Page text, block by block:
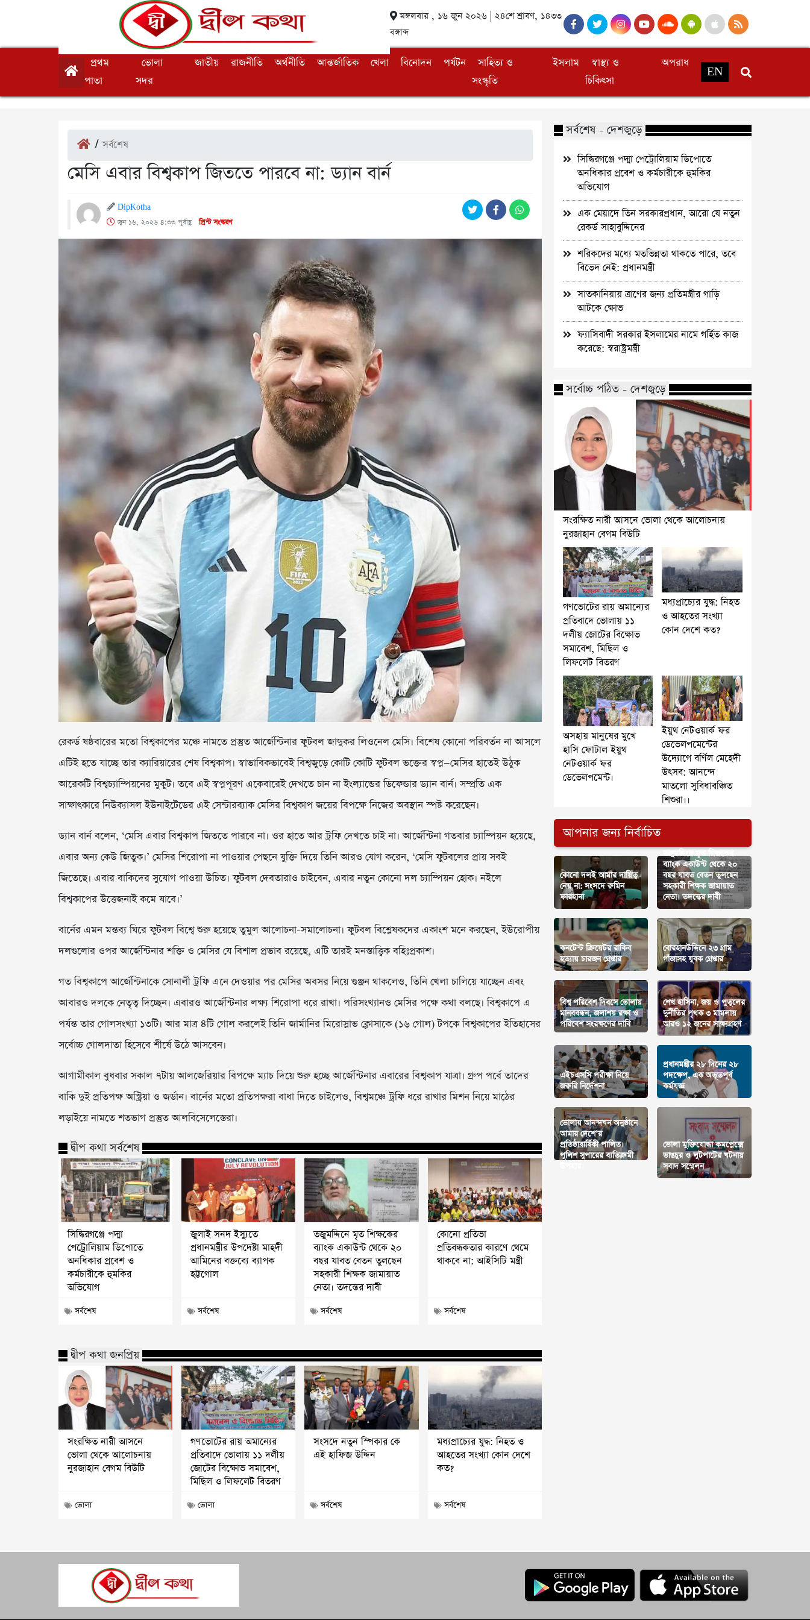
মঙ্গলবার , ১৬ জুন ২০২৬ | ২৪শে শ্রাবণ, ১৪৩৩
বঙ্গাব্দ
প্রথম
পাতা
ভোলা
সদর
জাতীয় রাজনীতি অর্থনীতি আন্তর্জাতিক খেলা বিনোদন পর্যটন
সাহিত্য ও
সংস্কৃতি
ইসলাম
স্বাস্থ্য ও
চিকিৎসা
অপরাধ
EN
/সর্বশেষ
মেসি এবার বিশ্বকাপ জিততে পারবে না: ড্যান বার্ন
DipKotha
জুন ১৬, ২০২৬ ৪:৩৩ পূর্বাহ্ণপ্রিন্ট সংস্করণ
রেকর্ড ষষ্ঠবারের মতো বিশ্বকাপের মঞ্চে নামতে প্রস্তুত আর্জেন্টিনার ফুটবল জাদুকর লিওনেল মেসি। বিশেষ কোনো পরিবর্তন না আসলে
এটিই হতে যাচ্ছে তার ক্যারিয়ারের শেষ বিশ্বকাপ। স্বাভাবিকভাবেই বিশ্বজুড়ে কোটি কোটি ফুটবল ভক্তের স্বপ্ন—মেসির হাতেই উঠুক
আরেকটি বিশ্বচ্যাম্পিয়নের মুকুট। তবে এই স্বপ্নপূরণ একেবারেই দেখতে চান না ইংল্যান্ডের ডিফেন্ডার ড্যান বার্ন। সম্প্রতি এক
সাক্ষাৎকারে নিউক্যাসল ইউনাইটেডের এই সেন্টারব্যাক মেসির বিশ্বকাপ জয়ের বিপক্ষে নিজের অবস্থান স্পষ্ট করেছেন।
ড্যান বার্ন বলেন, ‘মেসি এবার বিশ্বকাপ জিততে পারবে না। ওর হাতে আর ট্রফি দেখতে চাই না। আর্জেন্টিনা গতবার চ্যাম্পিয়ন হয়েছে,
এবার অন্য কেউ জিতুক।’ মেসির শিরোপা না পাওয়ার পেছনে যুক্তি দিয়ে তিনি আরও যোগ করেন, ‘মেসি ফুটবলের প্রায় সবই
জিতেছে। এবার বাকিদের সুযোগ পাওয়া উচিত। ফুটবল দেবতারাও চাইবেন, এবার নতুন কোনো দল চ্যাম্পিয়ন হোক। নইলে
বিশ্বকাপের উত্তেজনাই কমে যাবে।’
বার্নের এমন মন্তব্য ঘিরে ফুটবল বিশ্বে শুরু হয়েছে তুমুল আলোচনা-সমালোচনা। ফুটবল বিশ্লেষকদের একাংশ মনে করছেন, ইউরোপীয়
দলগুলোর ওপর আর্জেন্টিনার শক্তি ও মেসির যে বিশাল প্রভাব রয়েছে, এটি তারই মনস্তাত্ত্বিক বহিঃপ্রকাশ।
গত বিশ্বকাপে আর্জেন্টিনাকে সোনালী ট্রফি এনে দেওয়ার পর মেসির অবসর নিয়ে গুঞ্জন থাকলেও, তিনি খেলা চালিয়ে যাচ্ছেন এবং
আবারও দলকে নেতৃত্ব দিচ্ছেন। এবারও আর্জেন্টিনার লক্ষ্য শিরোপা ধরে রাখা। পরিসংখ্যানও মেসির পক্ষে কথা বলছে। বিশ্বকাপে এ
পর্যন্ত তার গোলসংখ্যা ১৩টি। আর মাত্র ৪টি গোল করলেই তিনি জার্মানির মিরোস্লাভ ক্লোসাকে (১৬ গোল) টপকে বিশ্বকাপের ইতিহাসের
সর্বোচ্চ গোলদাতা হিসেবে শীর্ষে উঠে আসবেন।
আগামীকাল বুধবার সকাল ৭টায় আলজেরিয়ার বিপক্ষে ম্যাচ দিয়ে শুরু হচ্ছে আর্জেন্টিনার এবারের বিশ্বকাপ যাত্রা। গ্রুপ পর্বে তাদের
বাকি দুই প্রতিপক্ষ অস্ট্রিয়া ও জর্ডান। বার্নের মতো প্রতিপক্ষরা বাধা দিতে চাইলেও, বিশ্বমঞ্চে ট্রফি ধরে রাখার মিশন নিয়ে মাঠের
লড়াইয়ে নামতে শতভাগ প্রস্তুত আলবিসেলেস্তেরা।
দ্বীপ কথা সর্বশেষ
সিদ্ধিরগঞ্জে পদ্মা
পেট্রোলিয়াম ডিপোতে
অনধিকার প্রবেশ ও
কর্মচারীকে হুমকির
অভিযোগ
সর্বশেষ
জুলাই সনদ ইস্যুতে
প্রধানমন্ত্রীর উপদেষ্টা মাহদী
আমিনের বক্তব্যে ব্যাপক
হট্টগোল
সর্বশেষ
তজুমদ্দিনে মৃত শিক্ষকের
ব্যাংক একাউন্ট থেকে ২০
বছর যাবত বেতন তুলছেন
সহকারী শিক্ষক জামায়াত
নেতা। তদন্তের দাবী
সর্বশেষ
কোনো প্রতিভা
প্রতিবন্ধকতার কারণে থেমে
থাকবে না: আইসিটি মন্ত্রী
সর্বশেষ
দ্বীপ কথা জনপ্রিয়
সংরক্ষিত নারী আসনে
ভোলা থেকে আলোচনায়
নুরজাহান বেগম বিউটি
ভোলা
গণভোটের রায় অমান্যের
প্রতিবাদে ভোলায় ১১ দলীয়
জোটের বিক্ষোভ সমাবেশ,
মিছিল ও লিফলেট বিতরণ
ভোলা
সংসদে নতুন স্পিকার কে
এই হাফিজ উদ্দিন
সর্বশেষ
মধ্যপ্রাচ্যের যুদ্ধ: নিহত ও
আহতের সংখ্যা কোন দেশে
কত?
সর্বশেষ
সর্বশেষ - দেশজুড়ে
সিদ্ধিরগঞ্জে পদ্মা পেট্রোলিয়াম ডিপোতে
অনধিকার প্রবেশ ও কর্মচারীকে হুমকির
অভিযোগ
এক মেয়াদে তিন সরকারপ্রধান, আরো যে নতুন
রেকর্ড সাহাবুদ্দিনের
শরিকদের মধ্যে মতভিন্নতা থাকতে পারে, তবে
বিভেদ নেই: প্রধানমন্ত্রী
সাতকানিয়ায় ত্রাণের জন্য প্রতিমন্ত্রীর গাড়ি
আটকে ক্ষোভ
ফ্যাসিবাদী সরকার ইসলামের নামে গর্হিত কাজ
করেছে: স্বরাষ্ট্রমন্ত্রী
সর্বোচ্চ পঠিত - দেশজুড়ে
সংরক্ষিত নারী আসনে ভোলা থেকে আলোচনায়
নুরজাহান বেগম বিউটি
গণভোটের রায় অমান্যের
প্রতিবাদে ভোলায় ১১
দলীয় জোটের বিক্ষোভ
সমাবেশ, মিছিল ও
লিফলেট বিতরণ
মধ্যপ্রাচ্যের যুদ্ধ: নিহত
ও আহতের সংখ্যা
কোন দেশে কত?
অসহায় মানুষের মুখে
হাসি ফোটাল ইয়ুথ
নেটওয়ার্ক ফর
ডেভেলপমেন্ট।
ইয়ুথ নেটওয়ার্ক ফর
ডেভেলপমেন্টের
উদ্যোগে বর্ণিল মেহেদী
উৎসব: আনন্দে
মাতলো সুবিধাবঞ্চিত
শিশুরা।।
আপনার জন্য নির্বাচিত
কোনো দলই আমার দায়িত্ব
নেয় না: সংসদে রুমিন
ফারহানা
তজুমদ্দিনে মৃত শিক্ষকের
ব্যাংক একাউন্ট থেকে ২০
বছর যাবত বেতন তুলছেন
সহকারী শিক্ষক জামায়াত
নেতা। তদন্তের দাবী
কনটেন্ট ক্রিয়েটর রাকিব
হত্যায় চারজন গ্রেপ্তার
বোরহানউদ্দিনে ২৩ গ্রাম
গাঁজাসহ যুবক গ্রেপ্তার
বিশ্ব পরিবেশ দিবসে ভোলায়
মানববন্ধন, জলাশয় রক্ষা ও
পরিবেশ সংরক্ষণের দাবি
শেখ হাসিনা, জয় ও পুতুলের
দুর্নীতির পৃথক ৩ মামলায়
আরও ১২ জনের সাক্ষ্যগ্রহণ
এইচএসসি পরীক্ষা নিয়ে
জরুরি নির্দেশনা
প্রধানমন্ত্রীর ২৮ দিনের ২৮
পদক্ষেপ, এক অভূতপূর্ব
কর্মযজ্ঞ
ভোলায় আনন্দঘন অনুষ্ঠানে
আমার দেশে’র
প্রতিষ্ঠাবার্ষিকী পালিত।
পুলিশ সুপারের ব্যতিক্রমী
ভোলা মুক্তিযোদ্ধা কমপ্লেক্সে
ভাঙচুর ও লুটপাটের ঘটনায়
সবাদ সম্মেলন